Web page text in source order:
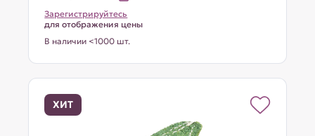
Зарегистрируйтесь
для отображения цены
В наличии <1000 шт.
ХИТ